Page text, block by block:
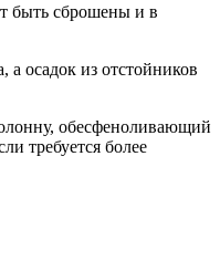
быть сброшены и в
а осадок из отстойников
обесфеноливающий
требуется более